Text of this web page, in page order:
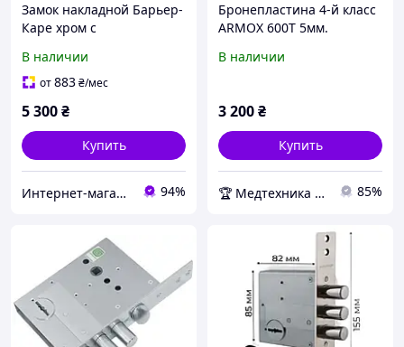
Замок накладной Барьер-
Каре хром с
мм)
В наличии
от883₴/мес
5 300₴
Купить
Интернет-магазин HOZ-DOM.COM.UA 94%
Бронепластина 4-й класс
ARMOX 600Т 5мм.
В наличии
3 200₴
Купить
🏆 Медтехника — 20 лет надежности 85%